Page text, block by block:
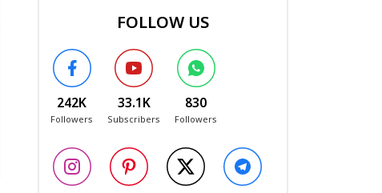
FOLLOW US
242K
Followers
33.1K
Subscribers
830
Followers